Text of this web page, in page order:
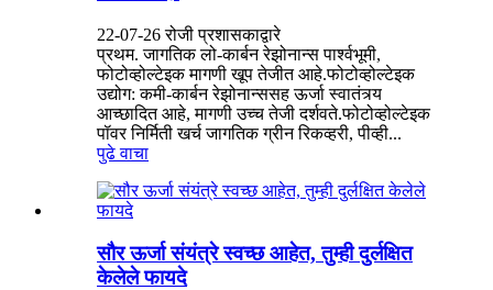
22-07-26 रोजी प्रशासकाद्वारे
प्रथम. जागतिक लो-कार्बन रेझोनान्स पार्श्वभूमी,
फोटोव्होल्टेइक मागणी खूप तेजीत आहे.फोटोव्होल्टेइक
उद्योग: कमी-कार्बन रेझोनान्ससह ऊर्जा स्वातंत्र्य
आच्छादित आहे, मागणी उच्च तेजी दर्शवते.फोटोव्होल्टेइक
पॉवर निर्मिती खर्च जागतिक ग्रीन रिकव्हरी, पीव्ही...
पुढे वाचा
सौर ऊर्जा संयंत्रे स्वच्छ आहेत, तुम्ही दुर्लक्षित
केलेले फायदे